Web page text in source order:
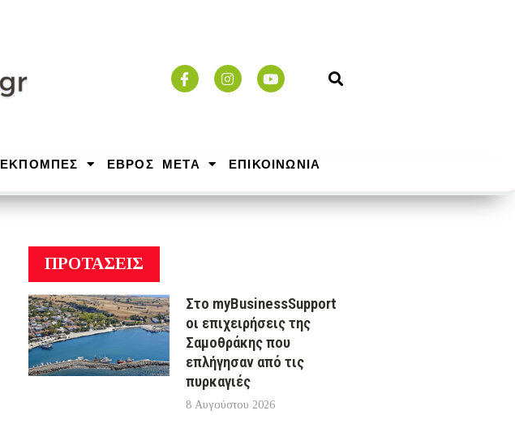
ΕΚΠΟΜΠΕΣ ΕΒΡΟΣ ΜΕΤΑ ΕΠΙΚΟΙΝΩΝΙΑ
ΠΡΟΤΑΣΕΙΣ
Στο myBusinessSupport
οι επιχειρήσεις της
Σαμοθράκης που
επλήγησαν από τις
πυρκαγιές
8 Αυγούστου 2026